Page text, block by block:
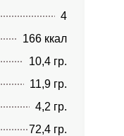
4
166 ккал
10,4 гр.
11,9 гр.
4,2 гр.
72,4 гр.